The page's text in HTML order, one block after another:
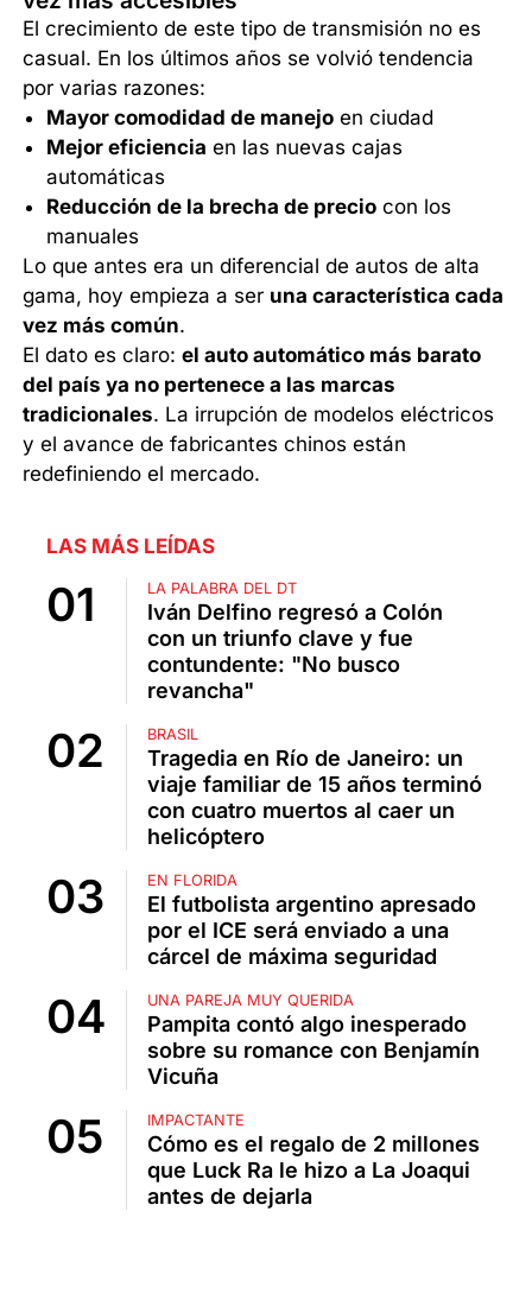
El crecimiento de este tipo de transmisión no es
casual. En los últimos años se volvió tendencia
por varias razones:
Mayor comodidad de manejo en ciudad
Mejor eficiencia en las nuevas cajas
automáticas
Reducción de la brecha de precio con los
manuales
Lo que antes era un diferencial de autos de alta
gama, hoy empieza a ser una característica cada
vez más común.
El dato es claro:el auto automático más barato
del país ya no pertenece a las marcas
tradicionales. La irrupción de modelos eléctricos
y el avance de fabricantes chinos están
redefiniendo el mercado.
LAS MÁS LEÍDAS
LA PALABRA DEL DT
Iván Delfino regresó a Colón
con un triunfo clave y fue
contundente: "No busco
revancha"
BRASIL
Tragedia en Río de Janeiro: un
viaje familiar de 15 años terminó
con cuatro muertos al caer un
helicóptero
EN FLORIDA
El futbolista argentino apresado
por el ICE será enviado a una
cárcel de máxima seguridad
UNA PAREJA MUY QUERIDA
Pampita contó algo inesperado
sobre su romance con Benjamín
Vicuña
IMPACTANTE
Cómo es el regalo de 2 millones
que Luck Ra le hizo a La Joaqui
antes de dejarla